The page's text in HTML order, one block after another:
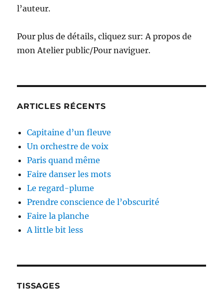
l’auteur.
Pour plus de détails, cliquez sur: A propos de
mon Atelier public/Pour naviguer.
ARTICLES RÉCENTS
Capitaine d’un fleuve
Un orchestre de voix
Paris quand même
Faire danser les mots
Le regard-plume
Prendre conscience de l’obscurité
Faire la planche
A little bit less
TISSAGES